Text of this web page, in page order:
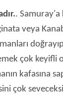
. Samuray'a
veya
çok keyifli
kafasına
çok